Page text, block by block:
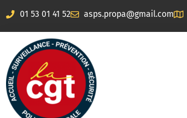
01 53 01 41 52 asps.propa@gmail.com